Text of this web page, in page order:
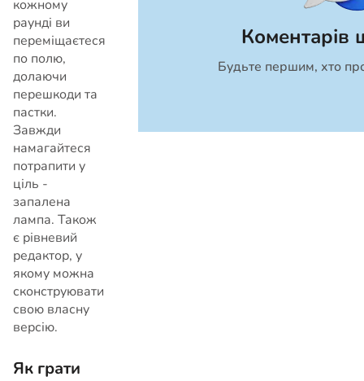
кожному
раунді ви
переміщаєтеся
по полю,
долаючи
перешкоди та
пастки.
Завжди
намагайтеся
потрапити у
ціль -
запалена
лампа. Також
є рівневий
редактор, у
якому можна
сконструювати
свою власну
версію.
Як грати
Коментарів
Будьте першим, хто
Скасувати